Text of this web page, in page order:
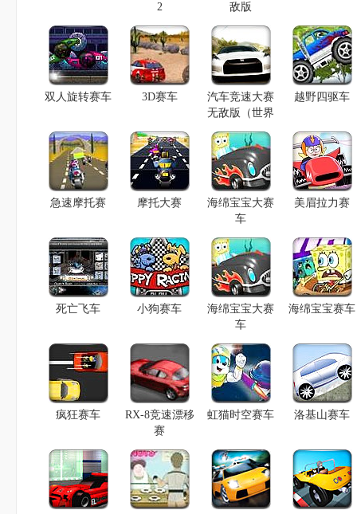
2
敌版
双人旋转赛车 3D赛车
汽车竞速大赛
无敌版（世界
锦标赛无敌
版）
越野四驱车
急速摩托赛 摩托大赛
海绵宝宝大赛
车
美眉拉力赛
死亡飞车 小狗赛车
海绵宝宝大赛
车
海绵宝宝赛车
疯狂赛车
RX-8竞速漂移
赛
虹猫时空赛车 洛基山赛车